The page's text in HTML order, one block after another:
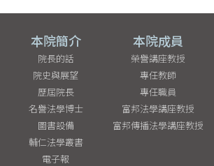
本院簡介
院長的話
院史與展望
歷屆院長
名譽法學博士
圖書設備
輔仁法學叢書
電子報
本院成員
榮譽講座教授
專任教師
專任職員
富邦法學講座教授
富邦傳播法學講座教授